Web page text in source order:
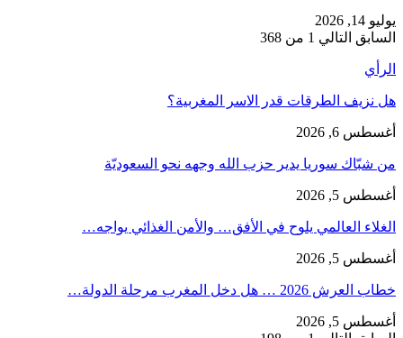
يوليو 14, 2026
السابق التالي 1 من 368
الرأي
هل نزيف الطرقات قدر الاسر المغربية؟
أغسطس 6, 2026
من شبّاك سوريا يدير حزب الله وجهه نحو السعوديّة
أغسطس 5, 2026
الغلاء العالمي يلوح في الأفق… والأمن الغذائي يواجه…
أغسطس 5, 2026
خطاب العرش 2026 … هل دخل المغرب مرحلة الدولة…
أغسطس 5, 2026